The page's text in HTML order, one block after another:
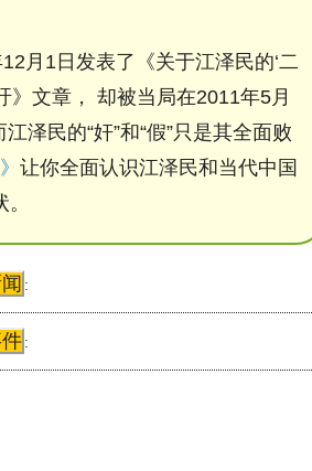
月1日发表了《关于江泽民的‘二
》文章， 却被当局在2011年5月
泽民的“奸”和“假”只是其全面败
让你全面认识江泽民和当代中国
:
: